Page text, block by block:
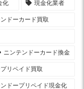
化 現金化業者
ドーカード買取
ニンテンドーカード換金
リペイド買取
ドープリペイド現金化